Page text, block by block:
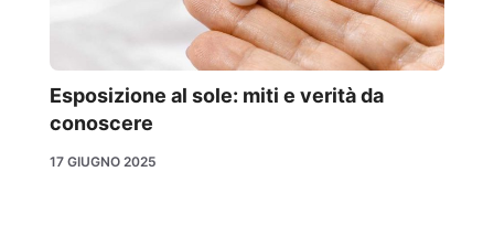
Esposizione al sole: miti e verità da
conoscere
17 GIUGNO 2025